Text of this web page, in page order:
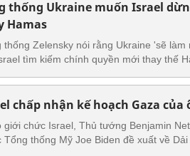
thống Ukraine muốn Israel
Hamas
thống Zelensky nói rằng Ukraine 'sẽ
tìm kiếm chính quyền mới thay thế
chấp nhận kế hoạch Gaza của
giới chức Israel, Thủ tướng Benjamin
Tổng thống Mỹ Joe Biden đề xuất về Dải